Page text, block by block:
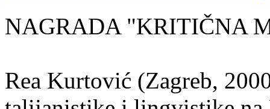
NAGRADA "KRITIČNA
Rea Kurtović (Zagreb,